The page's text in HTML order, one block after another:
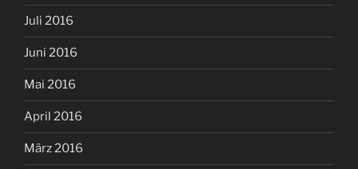
Juli 2016
Juni 2016
Mai 2016
April 2016
März 2016